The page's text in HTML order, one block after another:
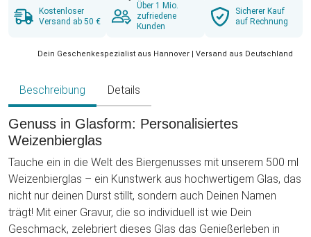
Kostenloser
Versand ab 50 €
Über 1 Mio.
zufriedene
Kunden
Sicherer Kauf
auf Rechnung
Dein Geschenkespezialist aus Hannover | Versand aus Deutschland
Beschreibung Details
Genuss in Glasform: Personalisiertes
Weizenbierglas
Tauche ein in die Welt des Biergenusses mit unserem 500 ml
Weizenbierglas – ein Kunstwerk aus hochwertigem Glas, das
nicht nur deinen Durst stillt, sondern auch Deinen Namen
trägt! Mit einer Gravur, die so individuell ist wie Dein
Geschmack, zelebriert dieses Glas das Genießerleben in